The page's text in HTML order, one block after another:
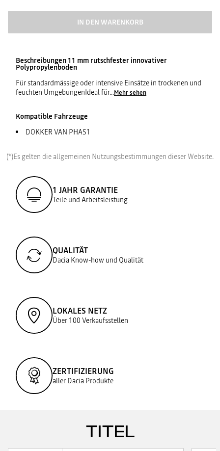
IN DEN WARENKORB
Beschreibungen 11 mm rutschfester innovativer
Polypropylenboden
Für standardmässige oder intensive Einsätze in trockenen und
feuchten UmgebungenIdeal für...Mehr sehen
Kompatible Fahrzeuge
DOKKER VAN PHAS1
(*)Es gelten die allgemeinen Nutzungsbestimmungen dieser Website.
1 JAHR GARANTIE
Teile und Arbeitsleistung
QUALITÄT
Dacia Know-how und Qualität
LOKALES NETZ
Über 100 Verkaufsstellen
ZERTIFIZIERUNG
aller Dacia Produkte
TITEL